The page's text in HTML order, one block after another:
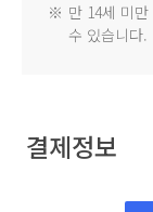
※ 만 14세 미
수 있습니다.
결제정보